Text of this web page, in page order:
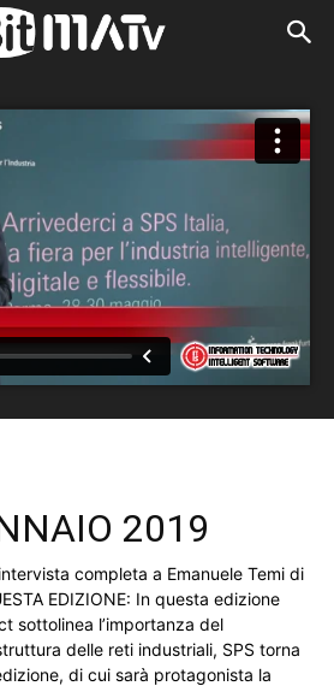
2019
completa a Emanuele Temi di
EDIZIONE: In questa edizione
sottolinea l’importanza del
delle reti industriali, SPS torna
di cui sarà protagonista la